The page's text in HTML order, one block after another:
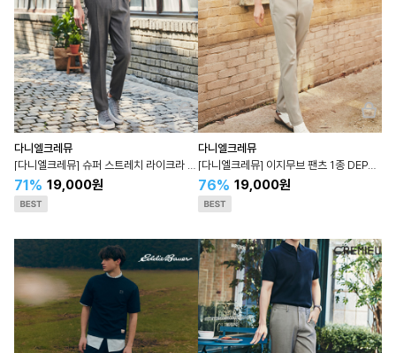
다니엘크레뮤
71% 19,000원
다니엘크레뮤
76% 19,000원